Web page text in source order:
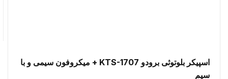
اسپیکر بلوتوثی برودو KTS-1707 + میکروفون سیمی و با
سیم